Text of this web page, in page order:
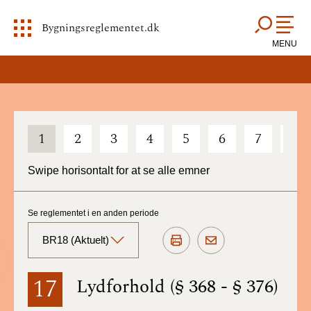
Bygningsreglementet.dk
MENU
1 2 3 4 5 6 7
Swipe horisontalt for at se alle emner
17 Lydforhold (§ 368 - § 376)
Se reglementet i en anden periode
BR18 (Aktuelt)
BR18 (Aktuelt)